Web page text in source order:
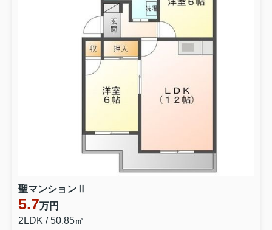
聖マンションⅡ
5.7万円
2LDK / 50.85㎡